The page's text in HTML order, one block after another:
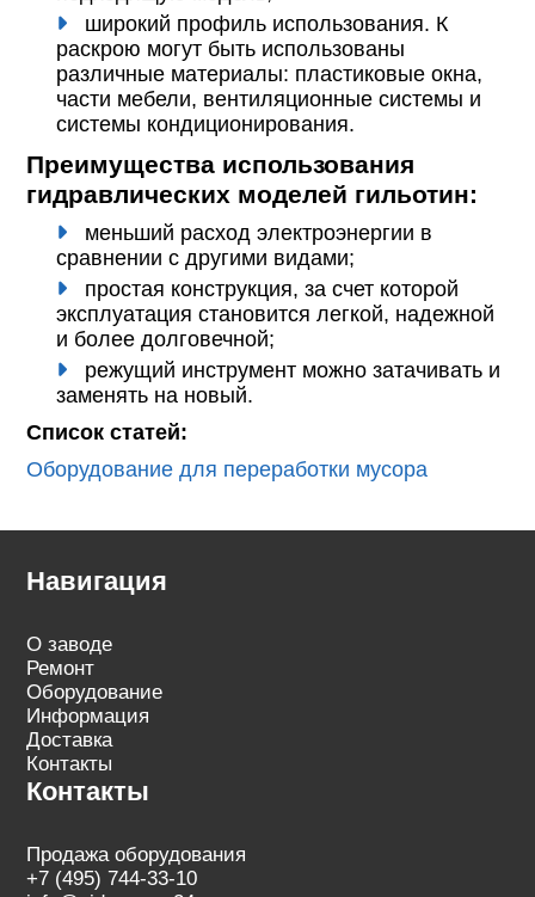
широкий профиль использования. К
раскрою могут быть использованы
различные материалы: пластиковые окна,
части мебели, вентиляционные системы и
системы кондиционирования.
Преимущества использования
гидравлических моделей гильотин:
меньший расход электроэнергии в
сравнении с другими видами;
простая конструкция, за счет которой
эксплуатация становится легкой, надежной
и более долговечной;
режущий инструмент можно затачивать и
заменять на новый.
Список статей:
Оборудование для переработки мусора
Навигация
О заводе
Ремонт
Оборудование
Информация
Доставка
Контакты
Контакты
Продажа оборудования
+7 (495) 744-33-10